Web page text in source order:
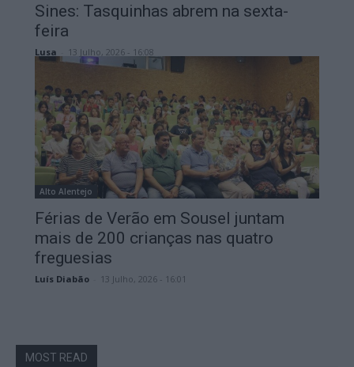
Sines: Tasquinhas abrem na sexta-
feira
Lusa 13 Julho, 2026 - 16:08
Alto Alentejo
Férias de Verão em Sousel juntam
mais de 200 crianças nas quatro
freguesias
Luís Diabão 13 Julho, 2026 - 16:01
MOST READ